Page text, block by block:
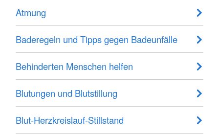
Atmung
Baderegeln und Tipps gegen Badeunfälle
Behinderten Menschen helfen
Blutungen und Blutstillung
Blut-Herzkreislauf-Stillstand